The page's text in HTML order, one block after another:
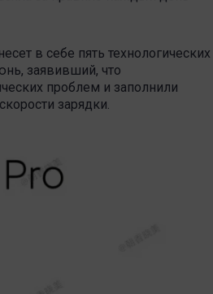
в себе пять технологических
заявивший, что
проблем и заполнили
зарядки.